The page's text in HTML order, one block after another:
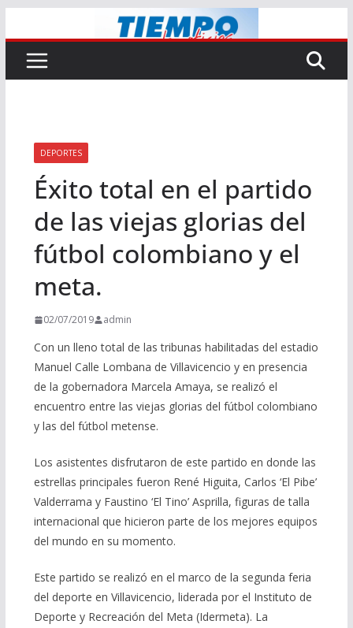
al
contenido
DEPORTES
Éxito total en el partido
de las viejas glorias del
fútbol colombiano y el
meta.
02/07/2019 admin
Con un lleno total de las tribunas habilitadas del estadio
Manuel Calle Lombana de Villavicencio y en presencia
de la gobernadora Marcela Amaya, se realizó el
encuentro entre las viejas glorias del fútbol colombiano
y las del fútbol metense.
Los asistentes disfrutaron de este partido en donde las
estrellas principales fueron René Higuita, Carlos ‘El Pibe’
Valderrama y Faustino ‘El Tino’ Asprilla, figuras de talla
internacional que hicieron parte de los mejores equipos
del mundo en su momento.
Este partido se realizó en el marco de la segunda feria
del deporte en Villavicencio, liderada por el Instituto de
Deporte y Recreación del Meta (Idermeta). La